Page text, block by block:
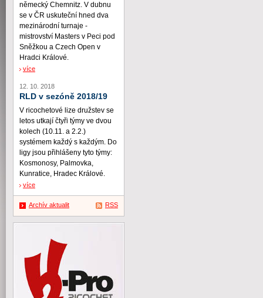
německý Chemnitz. V dubnu
se v ČR uskuteční hned dva
mezinárodní turnaje -
mistrovství Masters v Peci pod
Sněžkou a Czech Open v
Hradci Králové.
více
12. 10. 2018
RLD v sezóně 2018/19
V ricochetové lize družstev se
letos utkají čtyři týmy ve dvou
kolech (10.11. a 2.2.)
systémem každý s každým. Do
ligy jsou přihlášeny tyto týmy:
Kosmonosy, Palmovka,
Kunratice, Hradec Králové.
více
Archív aktualit RSS